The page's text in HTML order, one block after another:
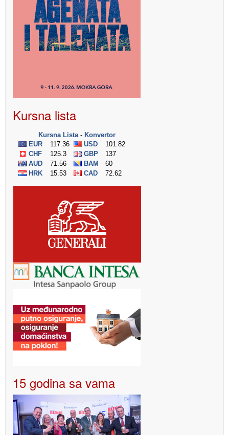
Kursna lista
15 godina sa vama